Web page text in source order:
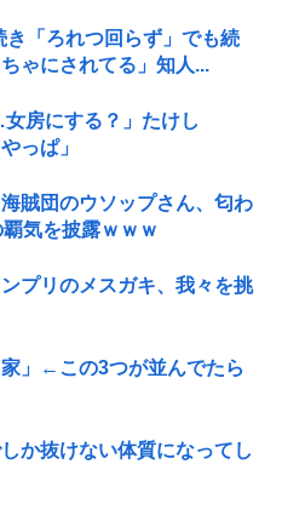
「ろれつ回らず」でも続
ゃにされてる」知人...
房にする？」たけし
っぱ」
賊団のウソップさん、匂わ
気を披露ｗｗｗ
プリのメスガキ、我々を挑
家」←この3つが並んでたら
か抜けない体質になってし